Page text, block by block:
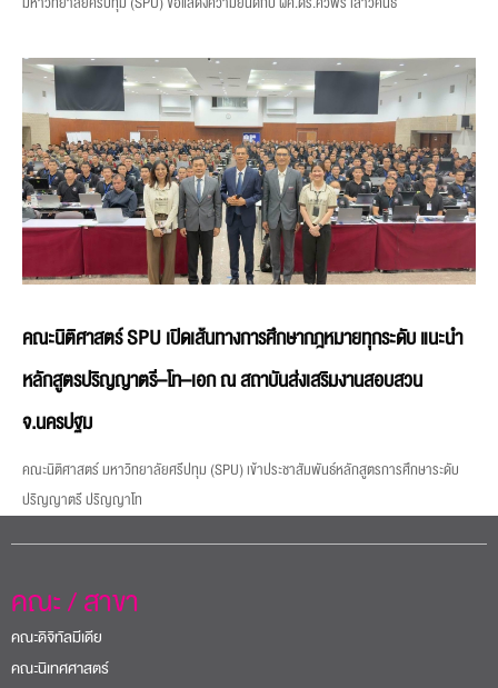
คณะนิติศาสตร์ SPU เปิดเส้นทางการศึกษากฎหมายทุกระดับ แนะนำ
หลักสูตรปริญญาตรี–โท–เอก ณ สถาบันส่งเสริมงานสอบสวน
จ.นครปฐม
คณะนิติศาสตร์ มหาวิทยาลัยศรีปทุม (SPU) เข้าประชาสัมพันธ์หลักสูตรการศึกษาระดับ
ปริญญาตรี ปริญญาโท
คณะ / สาขา
คณะดิจิทัลมีเดีย
คณะนิเทศศาสตร์